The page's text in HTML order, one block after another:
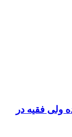
ولی فقیه در